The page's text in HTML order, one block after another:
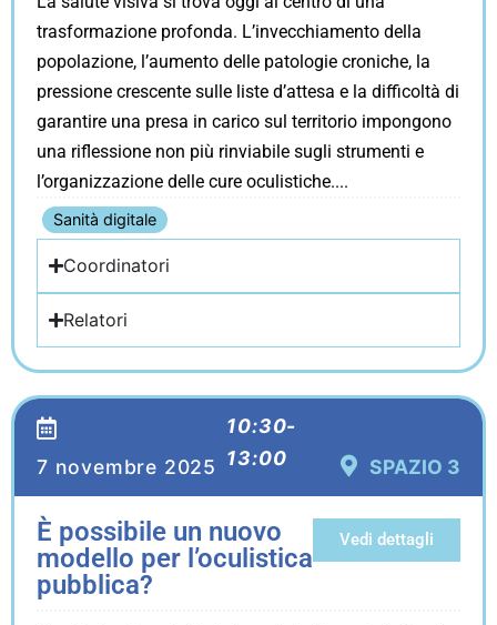
trasformazione profonda. L’invecchiamento della
popolazione, l’aumento delle patologie croniche, la
pressione crescente sulle liste d’attesa e la difficoltà di
garantire una presa in carico sul territorio impongono
una riflessione non più rinviabile sugli strumenti e
l’organizzazione delle cure oculistiche.
Sanità digitale
Coordinatori
Relatori
7 novembre 2025
10:30-
13:00
SPAZIO 3
È possibile un nuovo
modello per l’oculistica
pubblica?
Vedi dettagli